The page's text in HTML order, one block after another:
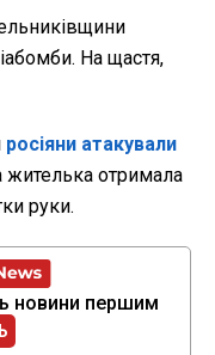
На щастя,
росіяни атакували
жителька отримала
руки.
новини першим